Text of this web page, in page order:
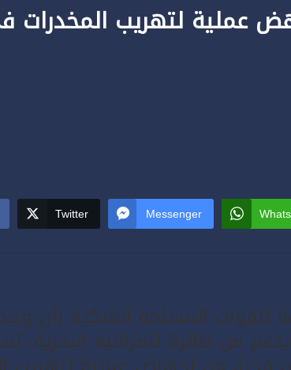
عملية لتهريب
Twitter Messenger
للقوات المسلحة الملكية بأن
بدعم من طائرة للمراقبة البحرية،